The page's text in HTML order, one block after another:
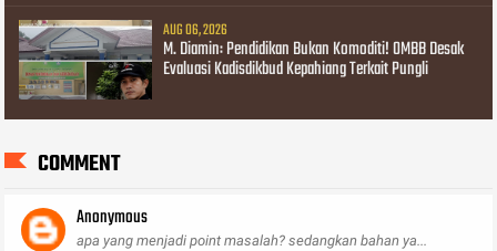
AUG 06, 2026
M. Diamin: Pendidikan Bukan Komoditi! OMBB Desak
Evaluasi Kadisdikbud Kepahiang Terkait Pungli
COMMENT
Anonymous
apa yang menjadi point masalah? sedangkan bahan ya...